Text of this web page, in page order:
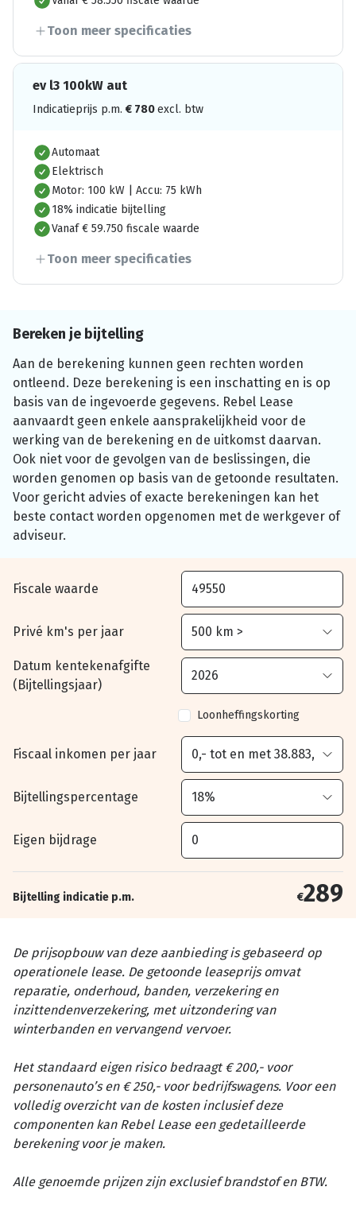
Toon meer specificaties
ev l3 100kW aut
Indicatieprijs p.m. € 780excl. btw
Automaat
Elektrisch
Motor: 100 kW | Accu: 75 kWh
18% indicatie bijtelling
Vanaf € 59.750 fiscale waarde
Toon meer specificaties
Bereken je bijtelling
Aan de berekening kunnen geen rechten worden
ontleend. Deze berekening is een inschatting en is op
basis van de ingevoerde gegevens. Rebel Lease
aanvaardt geen enkele aansprakelijkheid voor de
werking van de berekening en de uitkomst daarvan.
Ook niet voor de gevolgen van de beslissingen, die
worden genomen op basis van de getoonde resultaten.
Voor gericht advies of exacte berekeningen kan het
beste contact worden opgenomen met de werkgever of
adviseur.
Fiscale waarde
Privé km's per jaar
Datum kentekenafgifte
(Bijtellingsjaar)
Loonheffingskorting
Fiscaal inkomen per jaar
Bijtellingspercentage
Eigen bijdrage
Bijtelling indicatie p.m. €289
De prijsopbouw van deze aanbieding is gebaseerd op
operationele lease. De getoonde leaseprijs omvat
reparatie, onderhoud, banden, verzekering en
inzittendenverzekering, met uitzondering van
winterbanden en vervangend vervoer.
Het standaard eigen risico bedraagt € 200,- voor
personenauto’s en € 250,- voor bedrijfswagens. Voor een
volledig overzicht van de kosten inclusief deze
componenten kan Rebel Lease een gedetailleerde
berekening voor je maken.
Alle genoemde prijzen zijn exclusief brandstof en BTW.